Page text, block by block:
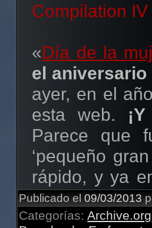
«Día de la
el aniversario
ayer, en el
esta web.
Parece que
‘pequeño
rápido, y ya
propia y
coherente y
Publicado el 09/03/2013
Categorías:Archive.org